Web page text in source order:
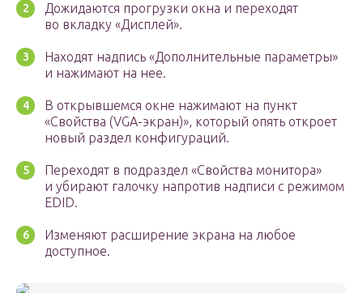
Дожидаются прогрузки окна и переходят
во вкладку «Дисплей».
Находят надпись «Дополнительные параметры»
и нажимают на нее.
В открывшемся окне нажимают на пункт
«Свойства (VGA-экран)», который опять откроет
новый раздел конфигураций.
Переходят в подраздел «Свойства монитора»
и убирают галочку напротив надписи с режимом
EDID.
Изменяют расширение экрана на любое
доступное.